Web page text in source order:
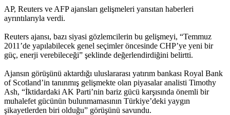
AP, Reuters ve AFP ajansları gelişmeleri yansıtan haberleri
ayrıntılarıyla verdi.
Reuters ajansı, bazı siyasi gözlemcilerin bu gelişmeyi, “Temmuz
2011’de yapılabilecek genel seçimler öncesinde CHP’ye yeni bir
güç, enerji verebileceği” şeklinde değerlendirdiğini belirtti.
Ajansın görüşünü aktardığı uluslararası yatırım bankası Royal Bank
of Scotland’in tanınmış gelişmekte olan piyasalar analisti Timothy
Ash, “İktidardaki AK Parti’nin bariz gücü karşısında önemli bir
muhalefet gücünün bulunmamasının Türkiye’deki yaygın
şikayetlerden biri olduğu” görüşünü savundu.